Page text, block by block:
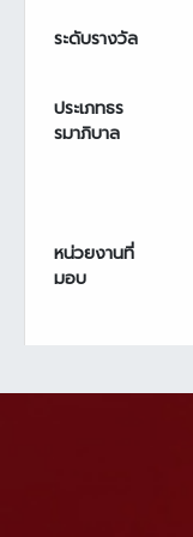
ระดับรางวัล
ประเภทธร
รมาภิบาล
หน่วยงานที่
มอบ